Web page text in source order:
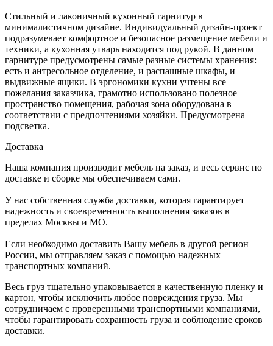
Стильный и лаконичный кухонный гарнитур в
минималистичном дизайне. Индивидуальный дизайн-проект
подразумевает комфортное и безопасное размещение мебели и
техники, а кухонная утварь находится под рукой. В данном
гарнитуре предусмотрены самые разные системы хранения:
есть и антресольное отделение, и распашные шкафы, и
выдвижные ящики. В эргономики кухни учтены все
пожелания заказчика, грамотно использовано полезное
пространство помещения, рабочая зона оборудована в
соответствии с предпочтениями хозяйки. Предусмотрена
подсветка.
Доставка
Наша компания производит мебель на заказ, и весь сервис по
доставке и сборке мы обеспечиваем сами.
У нас собственная служба доставки, которая гарантирует
надежность и своевременность выполнения заказов в
пределах Москвы и МО.
Если необходимо доставить Вашу мебель в другой регион
России, мы отправляем заказ с помощью надежных
транспортных компаний.
Весь груз тщательно упаковывается в качественную пленку и
картон, чтобы исключить любое повреждения груза. Мы
сотрудничаем с проверенными транспортными компаниями,
чтобы гарантировать сохранность груза и соблюдение сроков
доставки.